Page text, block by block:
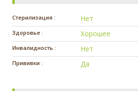
Стерилизация : Нет
Здоровье : Хорошее
Инвалидность : Нет
Прививки : Да